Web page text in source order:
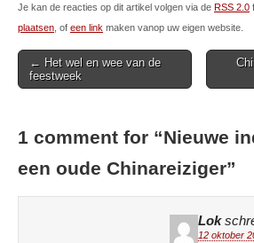
Je kan de reacties op dit artikel volgen via de RSS 2.0
plaatsen , of een link maken vanop uw eigen website.
Post
navigation
← Het wel en wee van de
feestweek
1 comment for “Nieuwe
een oude Chinareiziger”
Lok
12 oktober